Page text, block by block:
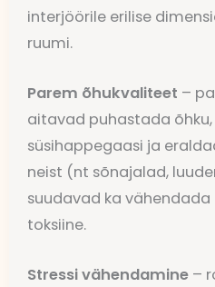
interjöörile erilise
ruumi.
Parem õhukvaliteet –
aitavad puhastada
süsihappegaasi ja
neist (nt sõnajalad,
suudavad ka vähendada
toksiine.
Stressi vähendamine –